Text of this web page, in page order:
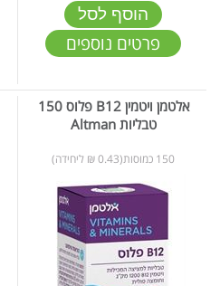
הוסף לסל
פרטים נוספים
אלטמן ויטמין B12 פלוס 150
טבליות Altman
150 כמוסות(0.43 ₪ ליחידה)